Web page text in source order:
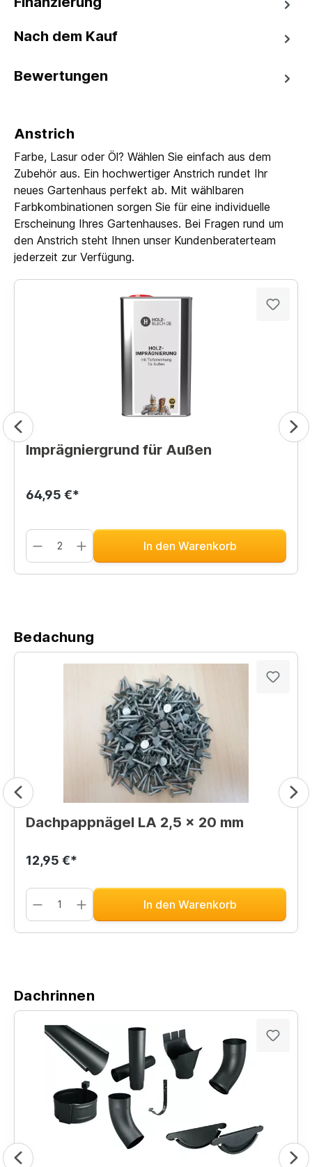
Nach dem Kauf
Bewertungen
Anstrich
Farbe, Lasur oder Öl? Wählen Sie einfach aus dem
Zubehör aus. Ein hochwertiger Anstrich rundet Ihr
neues Gartenhaus perfekt ab. Mit wählbaren
Farbkombinationen sorgen Sie für eine individuelle
Erscheinung Ihres Gartenhauses. Bei Fragen rund um
den Anstrich steht Ihnen unser Kundenberaterteam
jederzeit zur Verfügung.
Imprägniergrund für Außen
64,95 €*
In den Warenkorb
Bedachung
Dachpappnägel LA 2,5 x 20 mm
12,95 €*
In den Warenkorb
Dachrinnen